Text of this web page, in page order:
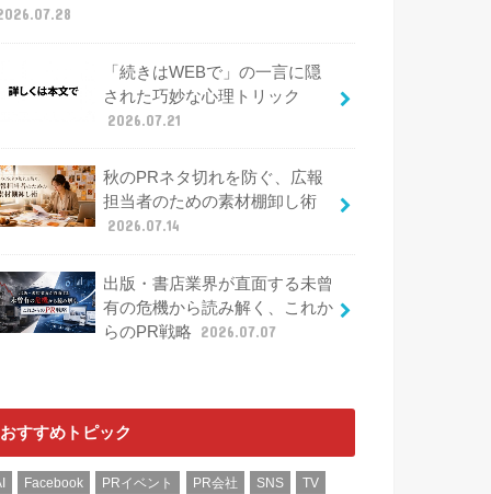
「続きはWEBで」の一言に隠
された巧妙な心理トリック
2026.07.21
秋のPRネタ切れを防ぐ、広報
担当者のための素材棚卸し術
2026.07.14
出版・書店業界が直面する未曾
有の危機から読み解く、これか
らのPR戦略
2026.07.07
おすすめトピック
Facebook PRイベント PR会社 SNS
TV